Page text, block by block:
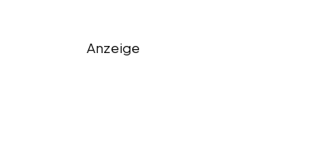
Anzeige